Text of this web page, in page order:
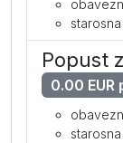
Popust
0.00 EUR